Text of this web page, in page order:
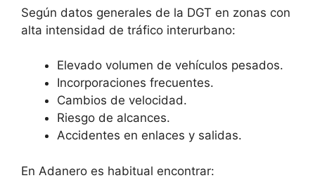
Según datos generales de la DGT en zonas con
alta intensidad de tráfico interurbano:
Elevado volumen de vehículos pesados.
Incorporaciones frecuentes.
Cambios de velocidad.
Riesgo de alcances.
Accidentes en enlaces y salidas.
En Adanero es habitual encontrar: